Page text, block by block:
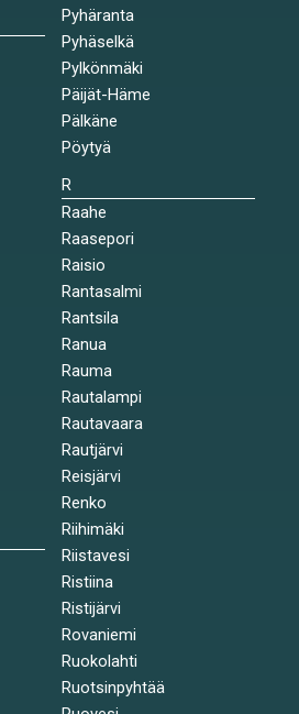
Pyhäranta
Pyhäselkä
Pylkönmäki
Päijät-Häme
Pälkäne
Pöytyä
R
Raahe
Raasepori
Raisio
Rantasalmi
Rantsila
Ranua
Rauma
Rautalampi
Rautavaara
Rautjärvi
Reisjärvi
Renko
Riihimäki
Riistavesi
Ristiina
Ristijärvi
Rovaniemi
Ruokolahti
Ruotsinpyhtää